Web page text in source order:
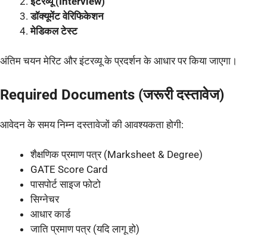
डॉक्यूमेंट वेरिफिकेशन
मेडिकल टेस्ट
अंतिम चयन मेरिट और इंटरव्यू के प्रदर्शन के आधार पर किया जाएगा।
Required Documents (जरूरी दस्तावेज)
आवेदन के समय निम्न दस्तावेजों की आवश्यकता होगी:
शैक्षणिक प्रमाण पत्र (Marksheet & Degree)
GATE Score Card
पासपोर्ट साइज फोटो
सिग्नेचर
आधार कार्ड
जाति प्रमाण पत्र (यदि लागू हो)